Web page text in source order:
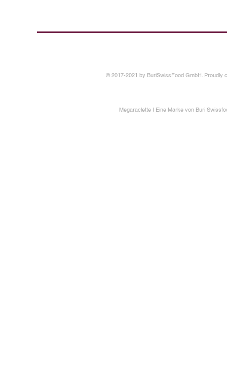
© 2017-2021 by BuriSwissFood GmbH. Proudly
Megaraclette I Eine Marke von Buri